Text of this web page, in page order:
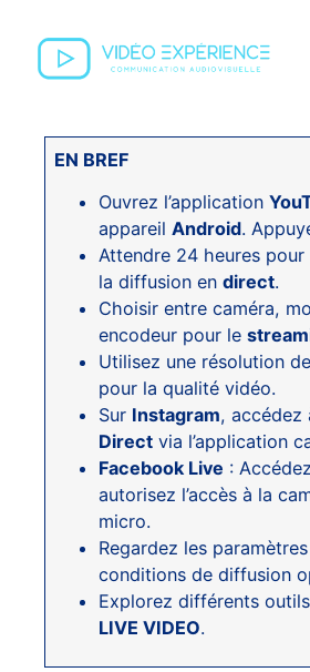
EN BREF
Ouvrez l’application
appareilAndroid.
Attendre 24 heures pour
la diffusion endirect.
Choisir entre caméra,
encodeur pour le
Utilisez une résolution
pour la qualité vidéo.
Sur Instagram, accédez
Direct via l’application
Facebook Live :
autorisez l’accès à la
micro.
Regardez les
conditions de diffusion
Explorez différents
LIVE VIDEO.